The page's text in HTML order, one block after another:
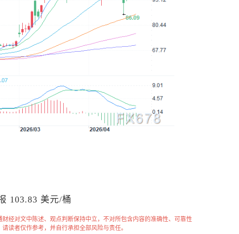
103.83 美元/桶
经对文中陈述、观点判断保持中立，不对所包含内容的准确性、可靠性
读者仅作参考，并自行承担全部风险与责任。